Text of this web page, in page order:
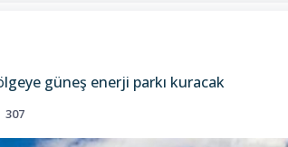
güneş enerji parkı kuracak
307